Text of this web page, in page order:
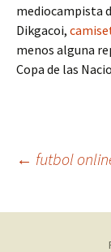
mediocampista
Dikgacoi,
menos alguna
Copa de las
de
← futbol